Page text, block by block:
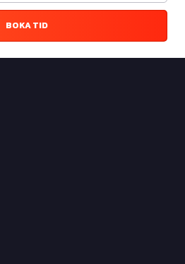
BOKA TID